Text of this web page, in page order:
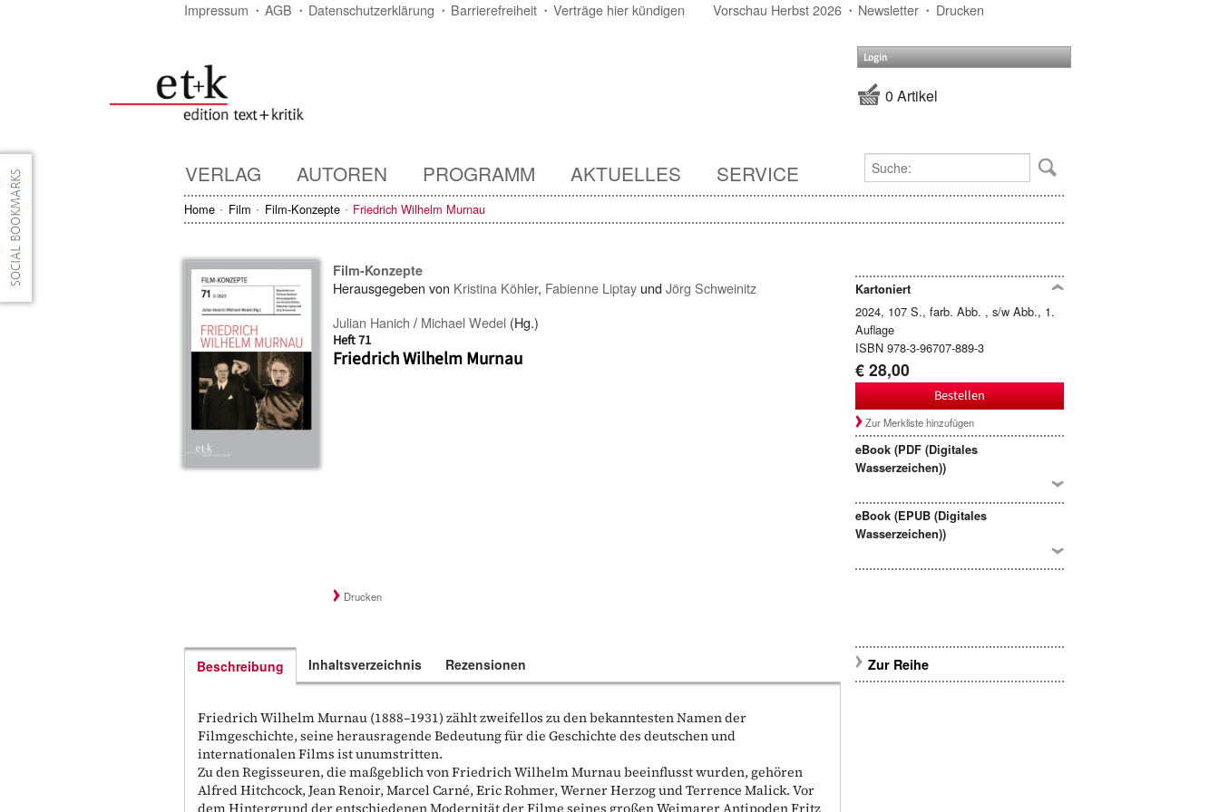
Impressum AGB Datenschutzerklärung Barrierefreiheit Verträge hier kündigen Vorschau Herbst 2026 Newsletter Drucken
Login
0 Artikel
VERLAG AUTOREN PROGRAMM AKTUELLES SERVICE
Home Film Film-Konzepte Friedrich Wilhelm Murnau
Film-Konzepte
Herausgegeben von Kristina Köhler, Fabienne Liptay undJörg Schweinitz
Julian Hanich / Michael Wedel (Hg.)
Heft 71
Friedrich Wilhelm Murnau
Kartoniert
2024, 107 S., farb. Abb. , s/w Abb., 1.
Auflage
ISBN 978-3-96707-889-3
€ 28,00
Bestellen
Zur Merkliste hinzufügen
eBook (PDF (Digitales
Wasserzeichen))
eBook (EPUB (Digitales
Wasserzeichen))
Drucken
Beschreibung
Friedrich Wilhelm Murnau (1888–1931) zählt zweifellos zu den bekanntesten Namen der
Filmgeschichte, seine herausragende Bedeutung für die Geschichte des deutschen und
internationalen Films ist unumstritten.
Zu den Regisseuren, die maßgeblich von Friedrich Wilhelm Murnau beeinflusst wurden, gehören
Alfred Hitchcock, Jean Renoir, Marcel Carné, Eric Rohmer, Werner Herzog und Terrence Malick. Vor
dem Hintergrund der entschiedenen Modernität der Filme seines großen Weimarer Antipoden Fritz
Inhaltsverzeichnis Rezensionen Zur Reihe